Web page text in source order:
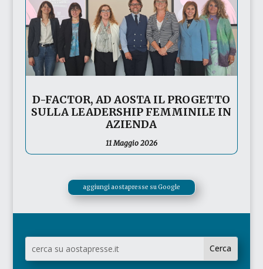
D-FACTOR, AD AOSTA IL PROGETTO
SULLA LEADERSHIP FEMMINILE IN
AZIENDA
11 Maggio 2026
aggiungi aostapresse su Google